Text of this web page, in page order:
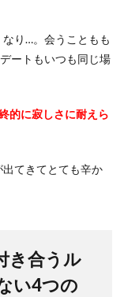
り…。会うこともも
ートもいつも同じ場
的に寂しさに耐えら
てきてとても辛か
き合うル
い4つの